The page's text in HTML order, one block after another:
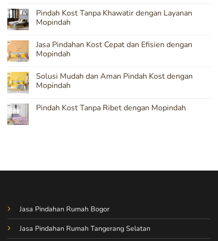
on
Mopindah:
Solusi
Pindahan
Kost
yang
Pindah Kost Tanpa Khawatir dengan Layanan
Mopindah
on
Pindah
Kost
dengan
Layanan
Mopindah
Jasa Pindahan Kost Cepat dan Efisien dengan
Mopindah
on
Jasa
Pindahan
dan
Solusi Mudah dan Aman Pindah Kost dengan
Mopindah
on
Pindah Kost Tanpa Ribet dengan Mopindah
Jasa Pindahan Rumah Bogor
Jasa Pindahan Rumah Tangerang Selatan